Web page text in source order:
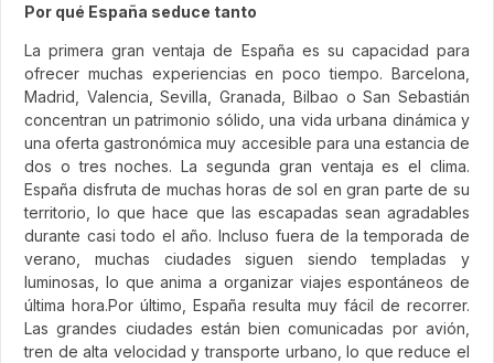
Por qué España seduce tanto
La primera gran ventaja de España es su capacidad para
ofrecer muchas experiencias en poco tiempo. Barcelona,
Madrid, Valencia, Sevilla, Granada, Bilbao o San Sebastián
concentran un patrimonio sólido, una vida urbana dinámica y
una oferta gastronómica muy accesible para una estancia de
dos o tres noches. La segunda gran ventaja es el clima.
España disfruta de muchas horas de sol en gran parte de su
territorio, lo que hace que las escapadas sean agradables
durante casi todo el año. Incluso fuera de la temporada de
verano, muchas ciudades siguen siendo templadas y
luminosas, lo que anima a organizar viajes espontáneos de
última hora.Por último, España resulta muy fácil de recorrer.
Las grandes ciudades están bien comunicadas por avión,
tren de alta velocidad y transporte urbano, lo que reduce el